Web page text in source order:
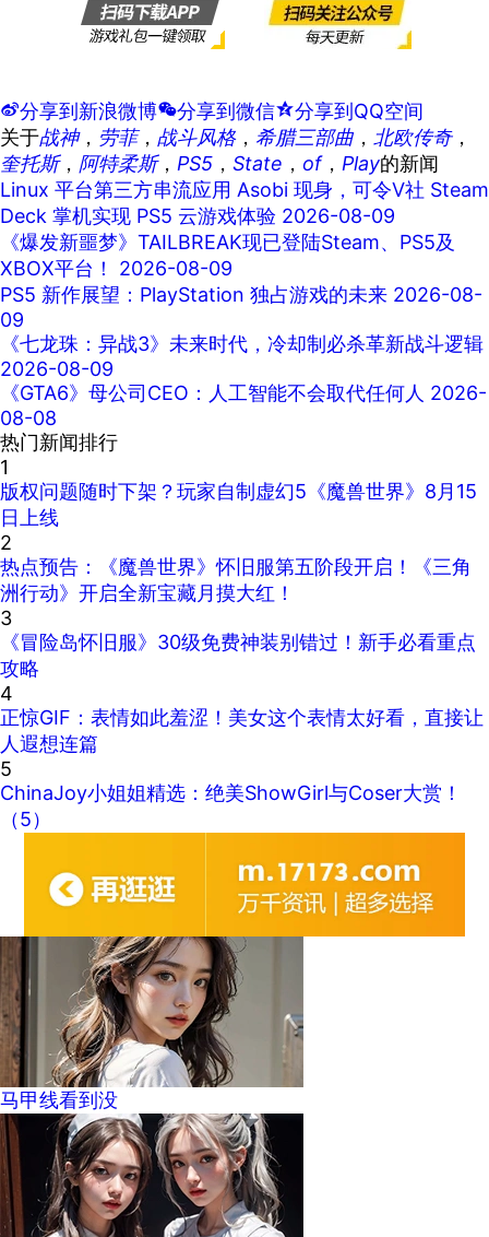
t分享到新浪微博w分享到微信z分享到QQ空间
关于战神， 劳菲， 战斗风格， 希腊三部曲， 北欧传奇，
奎托斯， 阿特柔斯， PS5 ， State ， of， Play的新闻
Linux 平台第三方串流应用 Asobi 现身，可令V社 Steam
Deck 掌机实现 PS5 云游戏体验 2026-08-09
《爆发新噩梦》TAILBREAK现已登陆Steam、PS5及
XBOX平台！
2026-08-09
PS5 新作展望：PlayStation 独占游戏的未来 2026-08-
09
《七龙珠：异战3》未来时代，冷却制必杀革新战斗逻辑
2026-08-09
《GTA6》母公司CEO：人工智能不会取代任何人 2026-
08-08
热门新闻排行
1
版权问题随时下架？玩家自制虚幻5《魔兽世界》8月15
日上线
2
热点预告：《魔兽世界》怀旧服第五阶段开启！《三角
洲行动》开启全新宝藏月摸大红！
3
《冒险岛怀旧服》30级免费神装别错过！新手必看重点
攻略
4
正惊GIF：表情如此羞涩！美女这个表情太好看，直接让
人遐想连篇
5
ChinaJoy小姐姐精选：绝美ShowGirl与Coser大赏！
（5）
马甲线看到没